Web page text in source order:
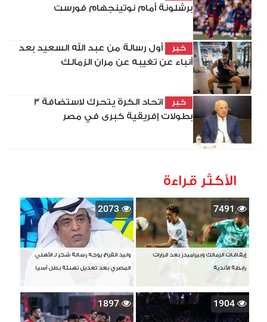
برشلونة أمام نوتينجهام فورست
خبر
أول رسالة من عبد الله السعيد بعد
أنباء عن تغيبه عن مران الزمالك
خبر
اتحاد الكرة يتحرك لاستضافة 3
بطولات إفريقية كبرى في مصر
الأكثر قراءة
7491
إيقافات الزمالك وبيراميدز بعد قرارات
رابطة الأندية
2073
وليد الفراج يوجه رسالة شكر لـ الأهلي
المصري بعد تعديل تهنئة بطل آسيا
1904
1897